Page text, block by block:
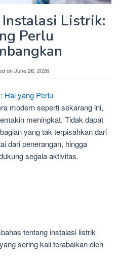
Instalasi Listrik:
Perlu
onJune 26, 2026
Hal yang Perlu
modern seperti sekarang ini,
meningkat. Tidak dapat
yang tak terpisahkan dari
dari penerangan, hingga
segala aktivitas.
tentang instalasi listrik
sering kali terabaikan oleh